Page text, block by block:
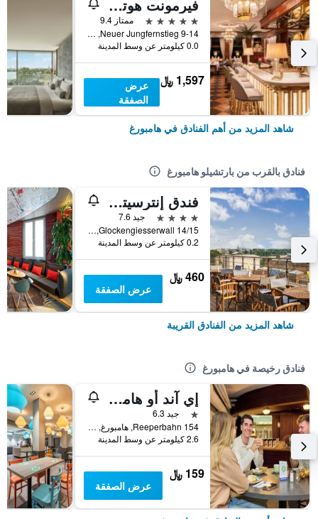
فيرمونت هوتل فيير جاهريسزتين هامبرج
5 نجوم
ممتاز 9.4
Neuer Jungfernstieg 9-14, هامبورغ, ولاية هامبورغ, ألمانيا
0.0 كيلومتر عن وسط المدينة
1,597 ﷼
عرض
الصفقة
شاهد المزيد من أهم الفنادق في هامبورغ
فنادق بالقرب من بارتشيلو هامبورغ
فندق إنترسيتي هامبورغ هاوبتباهنهوف
4 نجوم
جيد 7.6
Glockengiesserwall 14/15, هامبورغ, ولاية هامبورغ, ألمانيا
0.2 كيلومتر عن وسط المدينة
460 ﷼
عرض الصفقة
شاهد المزيد من الفنادق القريبة
فنادق رخيصة في هامبورغ
إي آند أو هامبورغ رييبرباهن
نجمة واحدة
جيد 6.3
Reeperbahn 154, هامبورغ, ولاية هامبورغ, ألمانيا
2.6 كيلومتر عن وسط المدينة
159 ﷼
عرض الصفقة